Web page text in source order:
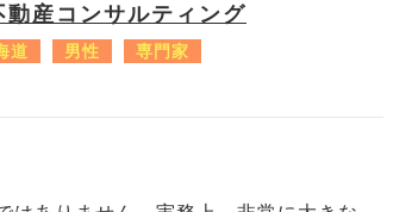
産コンサルティング
道 男性 専門家